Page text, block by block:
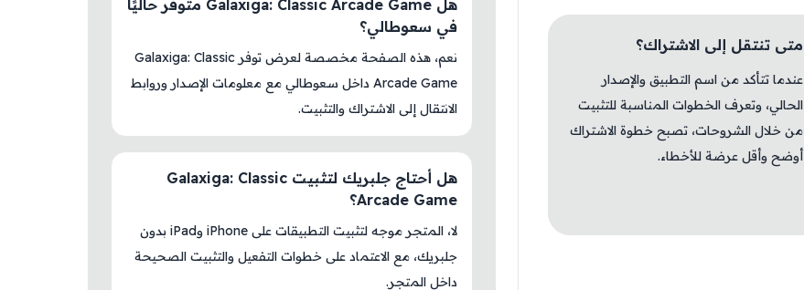
متى تنتقل إلى الاشتراك؟
عندما تتأكد من اسم التطبيق والإصدار
الحالي، وتعرف الخطوات المناسبة للتثبيت
من خلال الشروحات، تصبح خطوة الاشتراك
أوضح وأقل عرضة للأخطاء.
هل Galaxiga: Classic Arcade Game متوفر حاليًا
في سعوطالي؟
نعم، هذه الصفحة مخصصة لعرض توفر Galaxiga: Classic
Arcade Game داخل سعوطالي مع معلومات الإصدار وروابط
الانتقال إلى الاشتراك والتثبيت.
هل أحتاج جلبريك لتثبيت Galaxiga: Classic
Arcade Game؟
لا، المتجر موجه لتثبيت التطبيقات على iPhone وiPad بدون
جلبريك، مع الاعتماد على خطوات التفعيل والتثبيت الصحيحة
داخل المتجر.